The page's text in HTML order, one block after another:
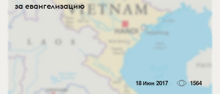
за евангелизацию
18 Июн 2017 1564